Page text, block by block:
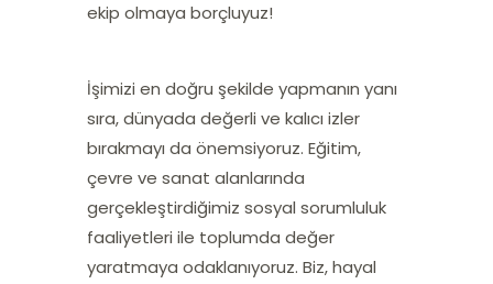
ekip olmaya borçluyuz!
İşimizi en doğru şekilde yapmanın yanı
sıra, dünyada değerli ve kalıcı izler
bırakmayı da önemsiyoruz. Eğitim,
çevre ve sanat alanlarında
gerçekleştirdiğimiz sosyal sorumluluk
faaliyetleri ile toplumda değer
yaratmaya odaklanıyoruz. Biz, hayal